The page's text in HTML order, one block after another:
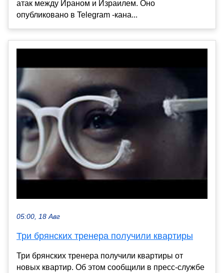
атак между Ираном и Израилем. Оно
опубликовано в Telegram -кана...
05:00, 18 Авг
Три брянских тренера получили квартиры
Три брянских тренера получили квартиры от
новых квартир. Об этом сообщили в пресс-службе